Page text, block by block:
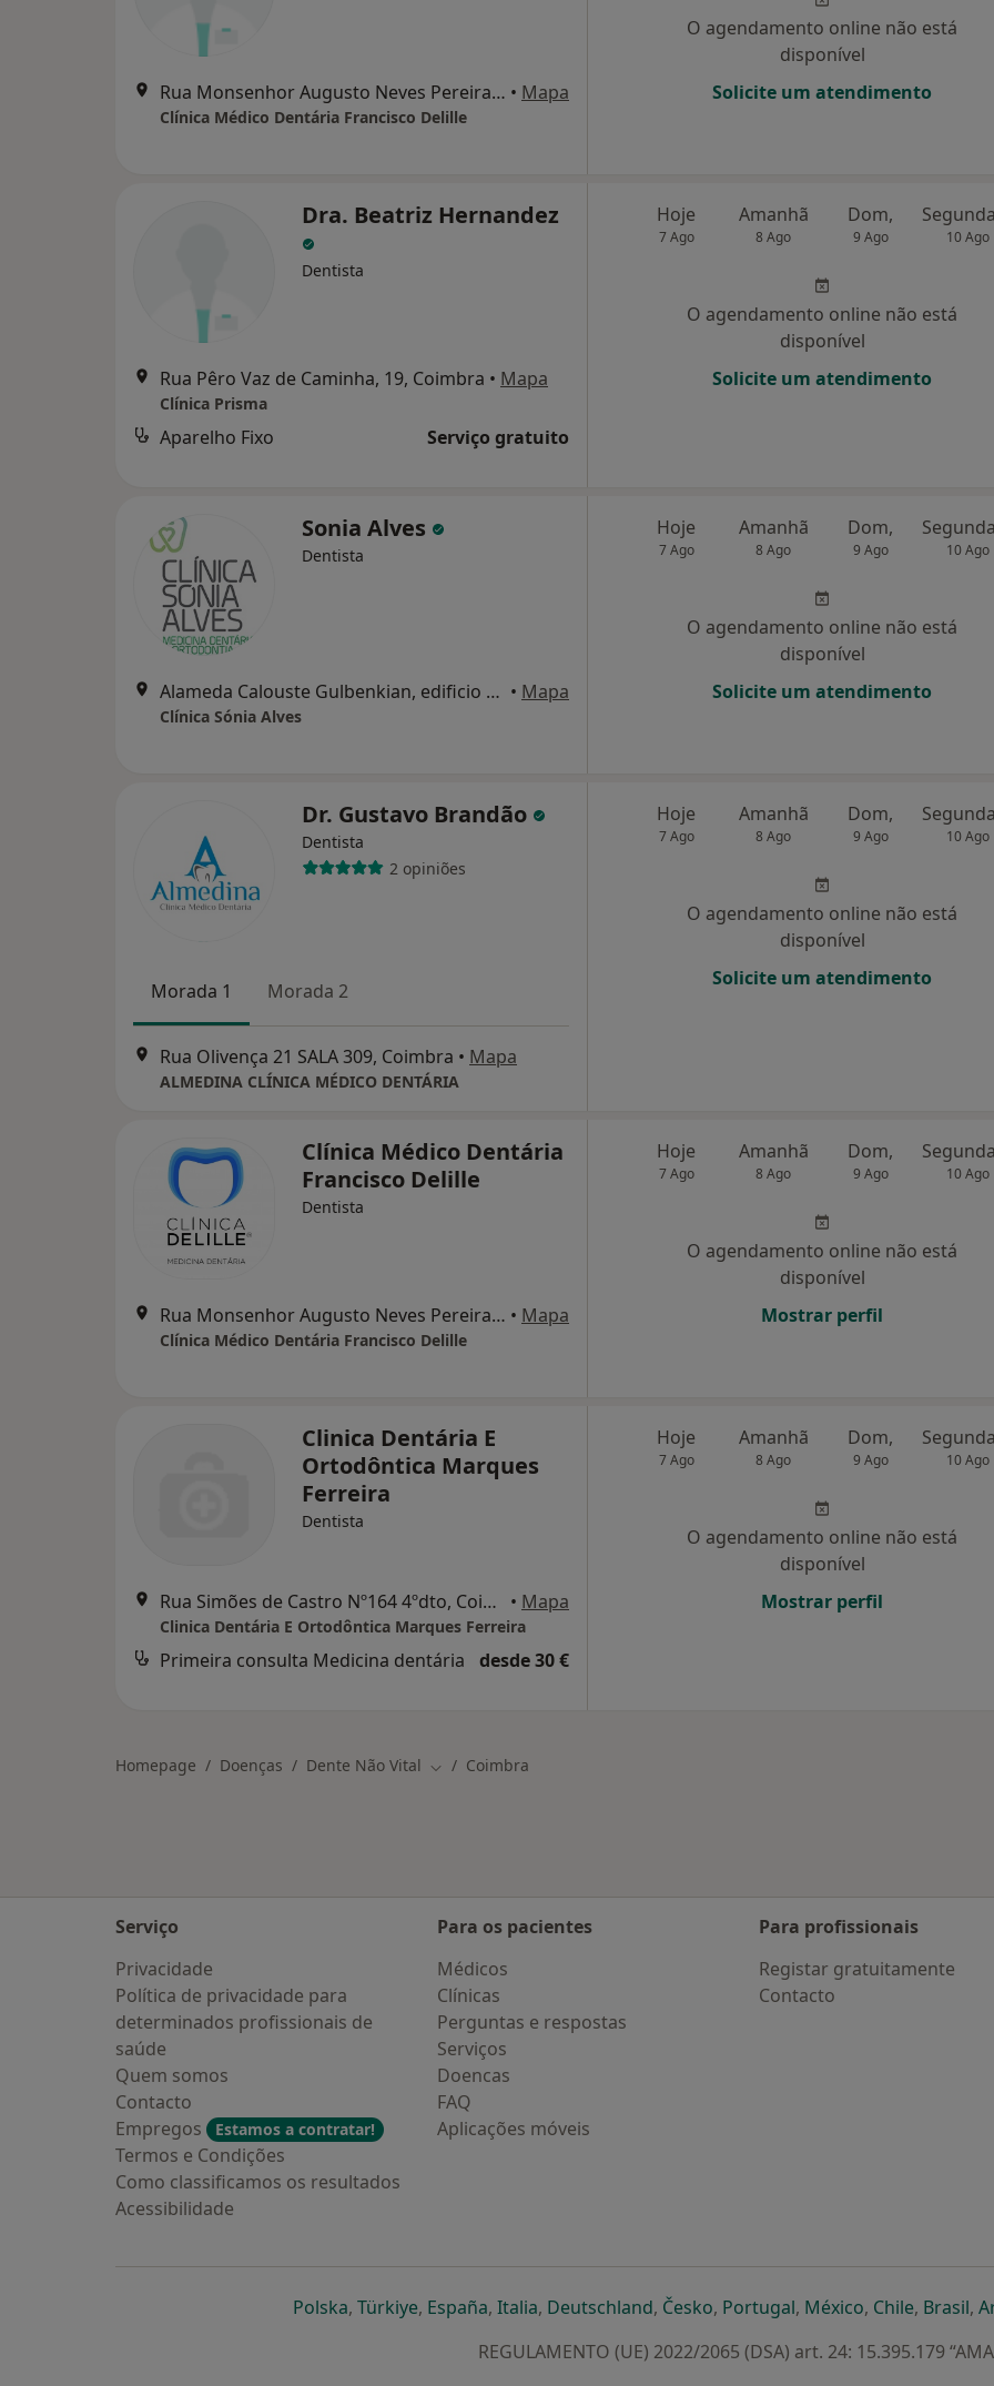
Rua Monsenhor Augusto Neves Pereira, Coimbra • Mapa
Clínica Médico Dentária Francisco Delille
O agendamento online não está
disponível
Solicite um atendimento
Dra. Beatriz Hernandez
Dentista
Rua Pêro Vaz de Caminha, 19, Coimbra • Mapa
Clínica Prisma
Aparelho Fixo Serviço gratuito
Hoje
7 Ago
Amanhã
8 Ago
Dom,
9 Ago 10 Ago
O agendamento online não está
disponível
Solicite um atendimento
Sonia Alves
Dentista
Alameda Calouste Gulbenkian, edificio cruzeiro, nº4, 1ºandar, sala 13, Coimbra • Mapa
Clínica Sónia Alves
Hoje
7 Ago
Amanhã
8 Ago
Dom,
9 Ago 10 Ago
O agendamento online não está
disponível
Solicite um atendimento
Dr. Gustavo Brandão
Dentista
2 opiniões
Morada 1 Morada 2
Rua Olivença 21 SALA 309, Coimbra • Mapa
ALMEDINA CLÍNICA MÉDICO DENTÁRIA
Hoje
7 Ago
Amanhã
8 Ago
Dom,
9 Ago 10 Ago
O agendamento online não está
disponível
Solicite um atendimento
Clínica Médico Dentária
Francisco Delille
Dentista
Rua Monsenhor Augusto Neves Pereira, Coimbra • Mapa
Clínica Médico Dentária Francisco Delille
Hoje
7 Ago
Amanhã
8 Ago
Dom,
9 Ago 10 Ago
O agendamento online não está
disponível
Mostrar perfil
Clinica Dentária E
Ortodôntica Marques
Ferreira
Dentista
Rua Simões de Castro Nº164 4ºdto, Coimbra • Mapa
Clinica Dentária E Ortodôntica Marques Ferreira
Primeira consulta Medicina dentária desde 30 €
Hoje
7 Ago
Amanhã
8 Ago
Dom,
9 Ago 10 Ago
O agendamento online não está
disponível
Mostrar perfil
Homepage Doenças Dente Não Vital Mudar de cidade
Coimbra
Serviço
Privacidade
Política de privacidade para
determinados profissionais de
saúde
Quem somos
Contacto
Empregos
Estamos a contratar!
Termos e Condições
Como classificamos os resultados
Acessibilidade
Para os pacientes
Médicos
Clínicas
Perguntas e respostas
Serviços
Doencas
FAQ
Aplicações móveis
Para profissionais
Registar gratuitamente
Contacto
Polskaabre num novo separador
, Türkiyeabre num novo separador
, Españaabre num novo separador
, Italiaabre num novo separador
, Deutschlandabre num novo separador
, Českoabre num novo separador
, Portugalabre num novo
, Méxicoabre num
, Chileabre
, Brasil,
REGULAMENTO (UE) 2022/2065 (DSA) art. 24: 15.395.179